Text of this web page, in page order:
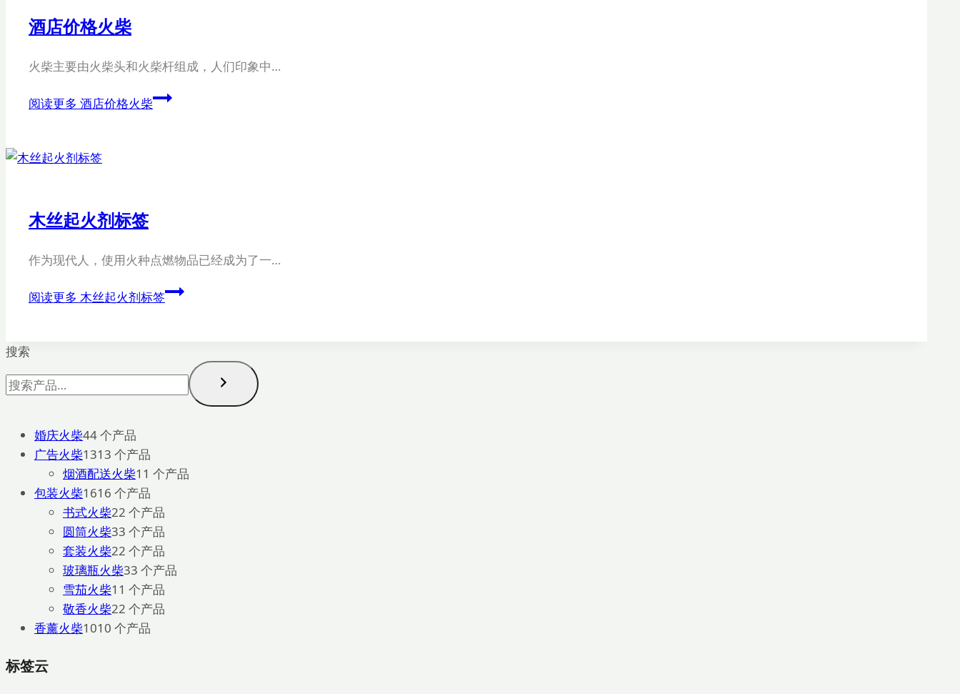
酒店价格火柴
火柴主要由火柴头和火柴杆组成，人们印象中…
阅读更多 酒店价格火柴
木丝起火剂标签
作为现代人，使用火种点燃物品已经成为了一…
阅读更多 木丝起火剂标签
搜索
婚庆火柴44 个产品
广告火柴1313 个产品
烟酒配送火柴1 1 个产品
包装火柴1616 个产品
书式火柴22 个产品
圆筒火柴33 个产品
套装火柴22 个产品
玻璃瓶火柴33 个产品
雪茄火柴1 1 个产品
敬香火柴22 个产品
香薰火柴1010 个产品
标签云